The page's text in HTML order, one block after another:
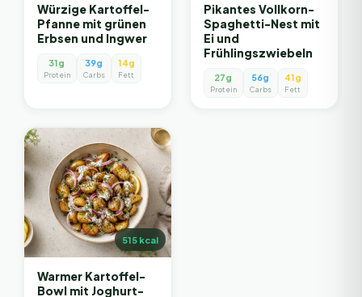
Würzige Kartoffel-
Pfanne mit grünen
Erbsen und Ingwer
31g
Protein
39g
Carbs
14g
Fett
Pikantes Vollkorn-
Spaghetti-Nest mit
Ei und
Frühlingszwiebeln
27g
Protein
56g
Carbs
41g
Fett
515kcal
Warmer Kartoffel-
Bowl mit Joghurt-